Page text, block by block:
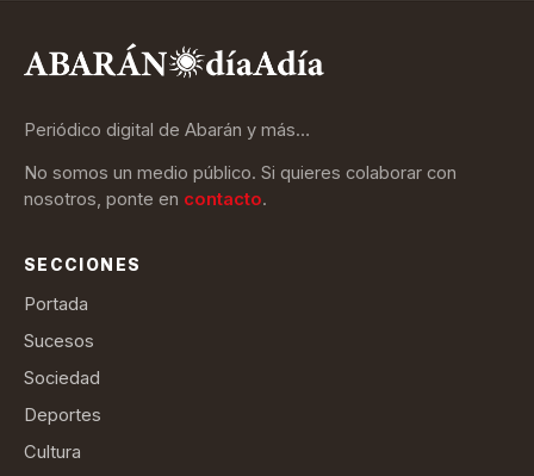
Periódico digital de Abarán y más…
No somos un medio público. Si quieres colaborar con
nosotros, ponte en contacto.
SECCIONES
Portada
Sucesos
Sociedad
Deportes
Cultura